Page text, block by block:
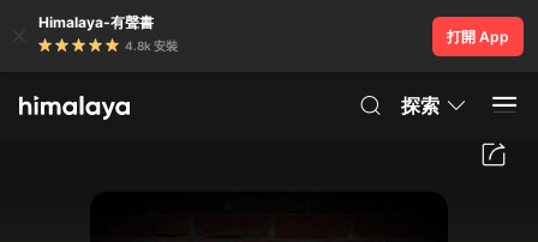
Himalaya-有聲書
4.8k 安裝
打開 App
探索